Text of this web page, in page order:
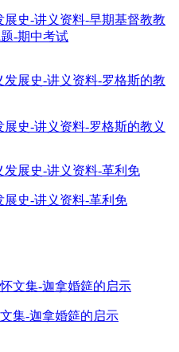
史-讲义资料-早期基督教教
-期中考试
史-讲义资料-罗格斯的教义
史-讲义资料-革利免
集-迦拿婚筵的启示